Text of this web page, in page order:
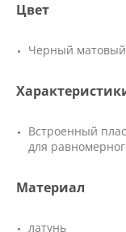
Цвет
Черный матовый
Встроенный
для
Материал
латунь